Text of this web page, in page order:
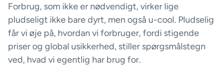
Forbrug, som ikke er nødvendigt, virker lige
pludseligt ikke bare dyrt, men også u-cool. Pludselig
får vi øje på, hvordan vi forbruger, fordi stigende
priser og global usikkerhed, stiller spørgsmålstegn
ved, hvad vi egentlig har brug for.